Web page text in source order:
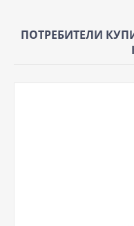
ПОТРЕБИТЕЛИ